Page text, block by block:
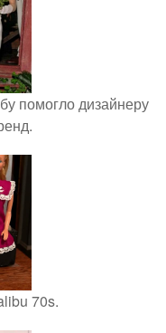
помогло дизайнеру
70s.